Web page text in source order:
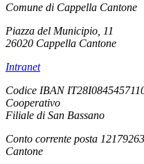
Comune di Cappella Cantone
Piazza del Municipio, 11
26020 Cappella Cantone
Intranet
Codice IBAN
Cooperativo
Filiale di San Bassano
Conto corrente posta
Cantone